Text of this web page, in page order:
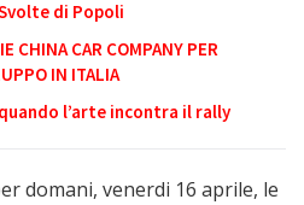
di Popoli
CHINA CAR COMPANY PER
IN ITALIA
l’arte incontra il rally
domani, venerdi 16 aprile, le